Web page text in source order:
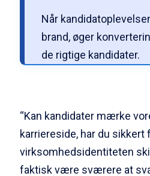
Når
brand, øger
de rigtige kandidater.
“Kan kandidater mærke
karriereside, har du
virksomhedsidentiteten
faktisk være sværere at